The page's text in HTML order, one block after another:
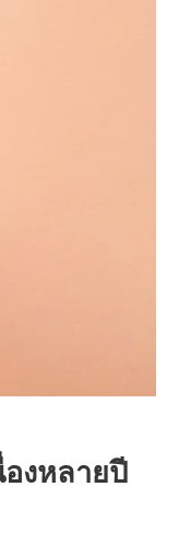
งหลายปี